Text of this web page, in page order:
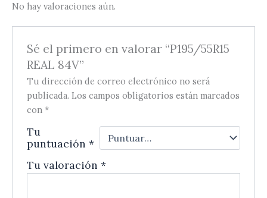
No hay valoraciones aún.
Sé el primero en valorar “P195/55R15
REAL 84V”
Tu dirección de correo electrónico no será
publicada. Los campos obligatorios están marcados
con*
Tu
puntuación*
Tu valoración*